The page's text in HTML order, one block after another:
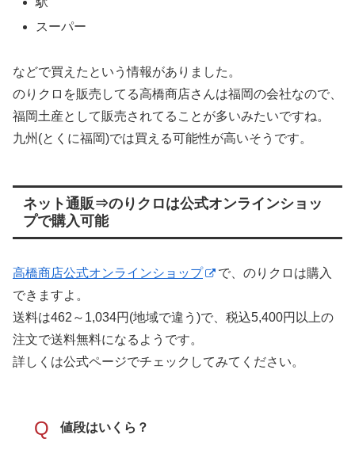
スーパー
などで買えたという情報がありました。
のりクロを販売してる高橋商店さんは福岡の会社なので、
福岡土産として販売されてることが多いみたいですね。
九州(とくに福岡)では買える可能性が高いそうです。
ネット通販⇒のりクロは公式オンラインショッ
プで購入可能
高橋商店公式オンラインショップ
で、のりクロは購入
できますよ。
送料は462～1,034円(地域で違う)で、税込5,400円以上の
注文で送料無料になるようです。
詳しくは公式ページでチェックしてみてください。
Q 値段はいくら？